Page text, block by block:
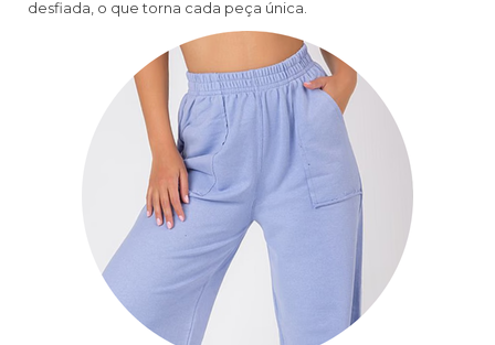
desfiada, o que torna cada peça única.